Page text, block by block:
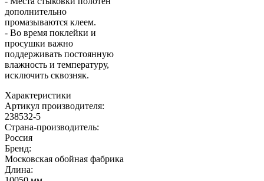
дополнительно
промазываются клеем.
- Во время поклейки и
просушки важно
поддерживать постоянную
влажность и температуру,
исключить сквозняк.
Характеристики
Артикул производителя:
238532-5
Страна-производитель:
Россия
Бренд:
Московская обойная фабрика
Длина: